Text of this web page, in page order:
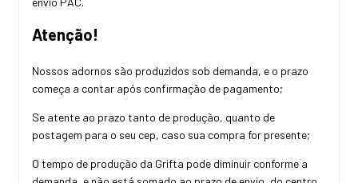
Atenção!
Nossos adornos são produzidos sob demanda, e o prazo
começa a contar após confirmação de pagamento;
Se atente ao prazo tanto de produção, quanto de
postagem para o seu cep, caso sua compra for presente;
O tempo de produção da Grifta pode diminuir conforme a